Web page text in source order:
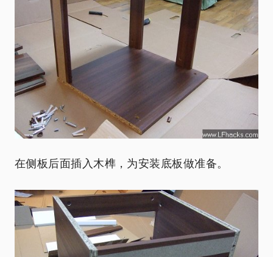
在侧板后面插入木榫，为安装底板做准备。